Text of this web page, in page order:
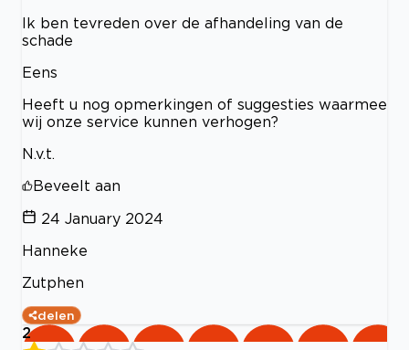
Ik ben tevreden over de afhandeling van de
schade
Eens
Heeft u nog opmerkingen of suggesties waarmee
wij onze service kunnen verhogen?
N.v.t.
Beveelt aan
24 January 2024
Hanneke
Zutphen
delen
2